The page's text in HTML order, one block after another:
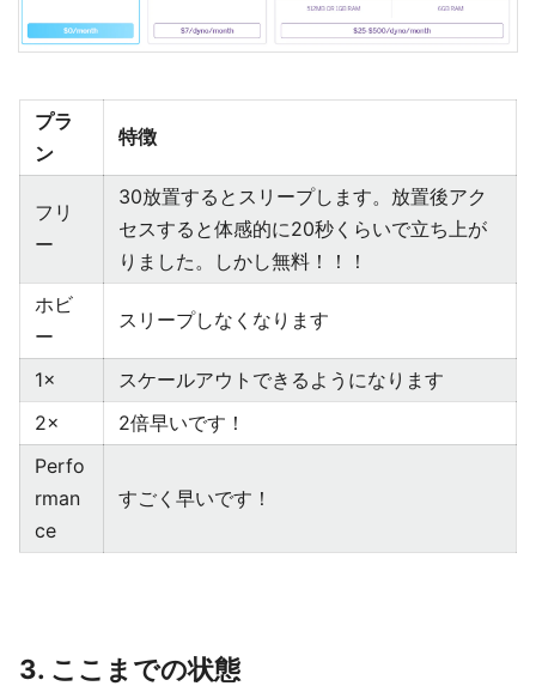
プラ
ン
特徴
フリ
ー
30放置するとスリープします。放置後アク
セスすると体感的に20秒くらいで立ち上が
りました。しかし無料！！！
ホビ
ー
スリープしなくなります
1×
スケールアウトできるようになります
2×
2倍早いです！
Perfo
rman
ce
すごく早いです！
3. ここまでの状態